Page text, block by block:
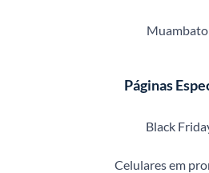
Páginas
Black
Celulares em